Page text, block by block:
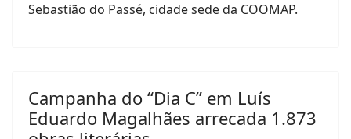
Sebastião do Passé, cidade sede da COOMAP.
Campanha do “Dia C” em Luís
Eduardo Magalhães arrecada 1.873